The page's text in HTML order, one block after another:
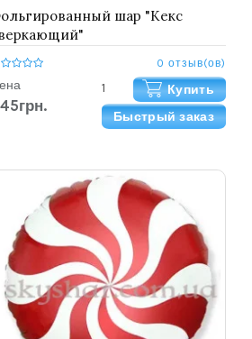
шар "Кекс
0 отзыв(ов)
Купить
Быстрый заказ